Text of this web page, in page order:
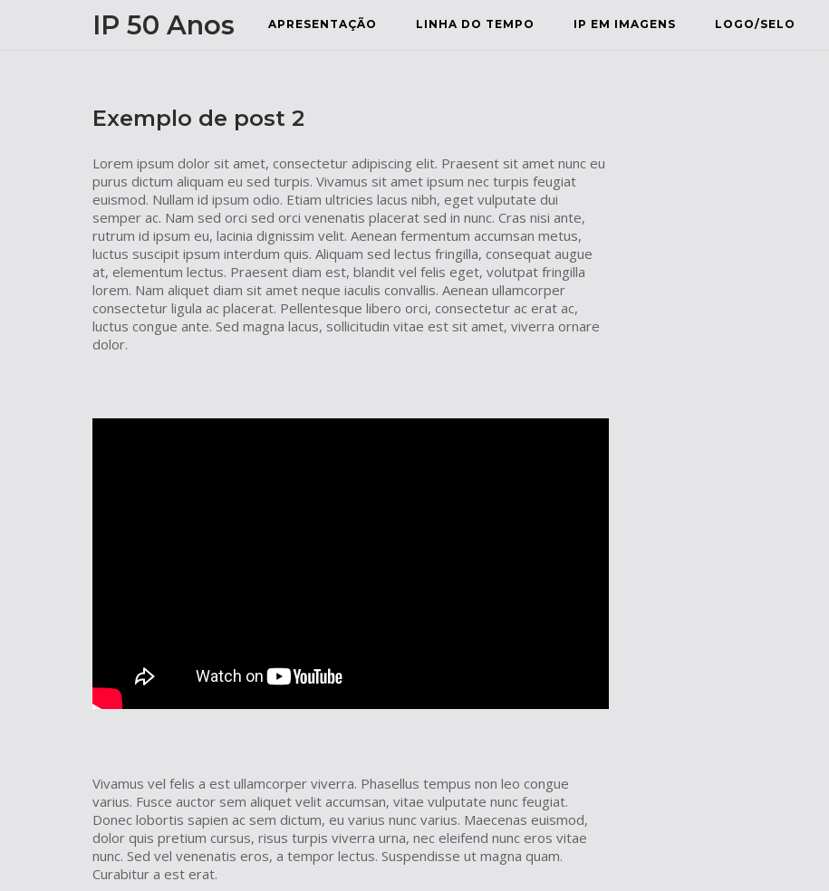
IP 50 Anos APRESENTAÇÃO LINHA DO TEMPO IP EM IMAGENS LOGO/SELO
Exemplo de post 2
Lorem ipsum dolor sit amet, consectetur adipiscing elit. Praesent sit amet nunc eu
purus dictum aliquam eu sed turpis. Vivamus sit amet ipsum nec turpis feugiat
euismod. Nullam id ipsum odio. Etiam ultricies lacus nibh, eget vulputate dui
semper ac. Nam sed orci sed orci venenatis placerat sed in nunc. Cras nisi ante,
rutrum id ipsum eu, lacinia dignissim velit. Aenean fermentum accumsan metus,
luctus suscipit ipsum interdum quis. Aliquam sed lectus fringilla, consequat augue
at, elementum lectus. Praesent diam est, blandit vel felis eget, volutpat fringilla
lorem. Nam aliquet diam sit amet neque iaculis convallis. Aenean ullamcorper
consectetur ligula ac placerat. Pellentesque libero orci, consectetur ac erat ac,
luctus congue ante. Sed magna lacus, sollicitudin vitae est sit amet, viverra ornare
dolor.
Vivamus vel felis a est ullamcorper viverra. Phasellus tempus non leo congue
varius. Fusce auctor sem aliquet velit accumsan, vitae vulputate nunc feugiat.
Donec lobortis sapien ac sem dictum, eu varius nunc varius. Maecenas euismod,
dolor quis pretium cursus, risus turpis viverra urna, nec eleifend nunc eros vitae
nunc. Sed vel venenatis eros, a tempor lectus. Suspendisse ut magna quam.
Curabitur a est erat.